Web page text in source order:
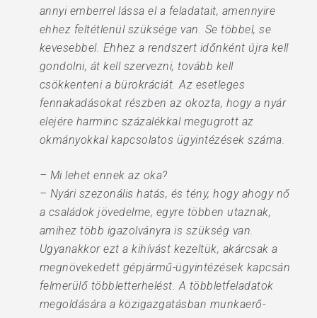
annyi emberrel lássa el a feladatait, amennyire
ehhez feltétlenül szüksége van. Se többel, se
kevesebbel. Ehhez a rendszert időnként újra kell
gondolni, át kell szervezni, tovább kell
csökkenteni a bürokráciát. Az esetleges
fennakadásokat részben az okozta, hogy a nyár
elejére harminc százalékkal megugrott az
okmányokkal kapcsolatos ügyintézések száma.
– Mi lehet ennek az oka?
– Nyári szezonális hatás, és tény, hogy ahogy nő
a családok jövedelme, egyre többen utaznak,
amihez több igazolványra is szükség van.
Ugyanakkor ezt a kihívást kezeltük, akárcsak a
megnövekedett gépjármű-ügyintézések kapcsán
felmerülő többletterhelést. A többletfeladatok
megoldására a közigazgatásban munkaerő-